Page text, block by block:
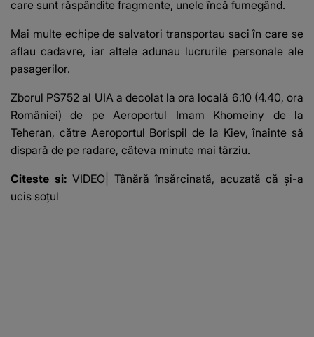
care sunt răspândite fragmente, unele încă fumegând.
Mai multe echipe de salvatori transportau saci în care se
aflau cadavre, iar altele adunau lucrurile personale ale
pasagerilor.
Zborul PS752 al UIA a decolat la ora locală 6.10 (4.40, ora
României) de pe Aeroportul Imam Khomeiny de la
Teheran, către Aeroportul Borispil de la Kiev, înainte să
dispară de pe radare, câteva minute mai târziu.
Citeste si:VIDEO| Tânără însărcinată, acuzată că și-a
ucis soțul